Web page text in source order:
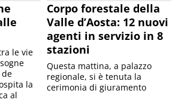
le vie
de
la
al
Corpo forestale della
Valle d’Aosta: 12 nuovi
agenti in servizio in 8
stazioni
Questa mattina, a palazzo
regionale, si è tenuta la
cerimonia di giuramento